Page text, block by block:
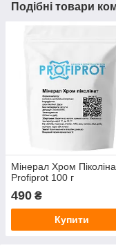
Подібні товари
Мінерал Хром
Profiprot 100 г
490 ₴
Купити